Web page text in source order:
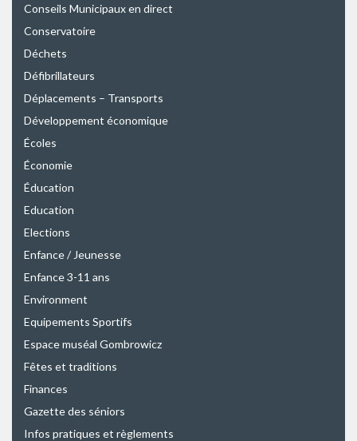
Conseils Municipaux en direct
Conservatoire
Déchets
Défibrillateurs
Déplacements – Transports
Développement économique
Écoles
Économie
Éducation
Education
Elections
Enfance / Jeunesse
Enfance 3-11 ans
Environment
Equipements Sportifs
Espace muséal Gombrowicz
Fêtes et traditions
Finances
Gazette des séniors
Infos pratiques et règlements